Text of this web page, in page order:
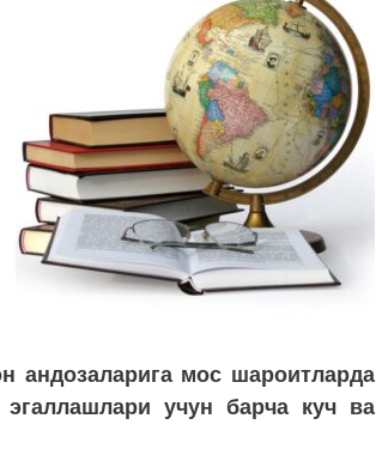
андозаларига мос шароитларда
учун барча куч ва